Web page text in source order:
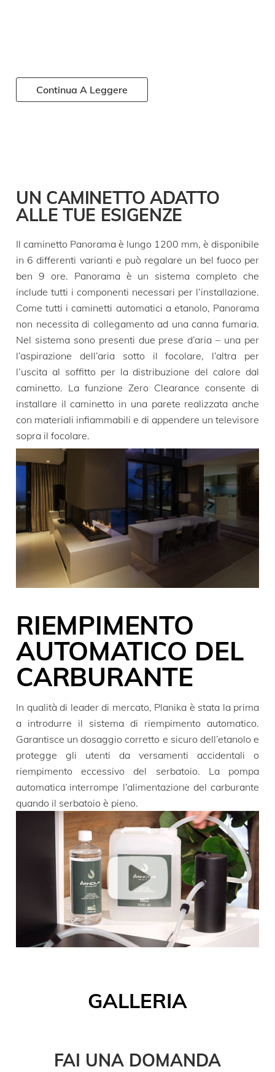
Continua A Leggere
UN CAMINETTO ADATTO
ALLE TUE ESIGENZE
Il caminetto Panorama è lungo 1200 mm, è disponibile
in 6 differenti varianti e può regalare un bel fuoco per
ben 9 ore. Panorama è un sistema completo che
include tutti i componenti necessari per l’installazione.
Come tutti i caminetti automatici a etanolo, Panorama
non necessita di collegamento ad una canna fumaria.
Nel sistema sono presenti due prese d’aria – una per
l’aspirazione dell’aria sotto il focolare, l’altra per
l’uscita al soffitto per la distribuzione del calore dal
caminetto. La funzione Zero Clearance consente di
installare il caminetto in una parete realizzata anche
con materiali infiammabili e di appendere un televisore
sopra il focolare.
RIEMPIMENTO
AUTOMATICO DEL
CARBURANTE
In qualità di leader di mercato, Planika è stata la prima
a introdurre il sistema di riempimento automatico.
Garantisce un dosaggio corretto e sicuro dell’etanolo e
protegge gli utenti da versamenti accidentali o
riempimento eccessivo del serbatoio. La pompa
automatica interrompe l’alimentazione del carburante
quando il serbatoio è pieno.
GALLERIA
FAI UNA DOMANDA